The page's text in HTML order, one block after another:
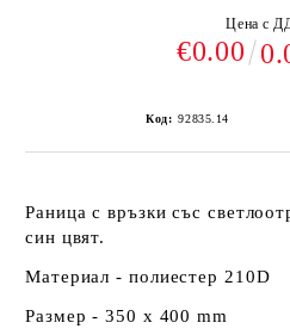
Цена с
€0.00
Код: 92835.14
Раница с връзки със
син цвят.
Материал - полиестер 210D
Размер - 350 x 400 mm